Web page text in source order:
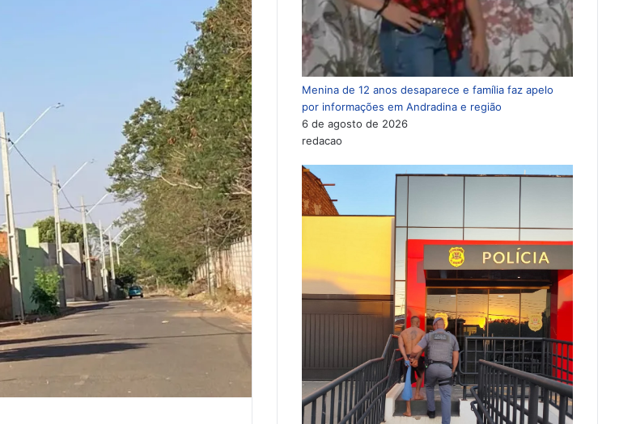
Menina de 12 anos desaparece e família faz apelo
por informações em Andradina e região
6 de agosto de 2026
redacao